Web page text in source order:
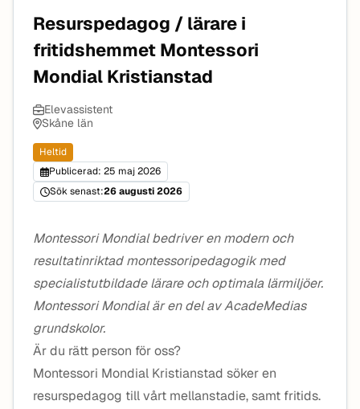
Resurspedagog / lärare i
fritidshemmet Montessori
Mondial Kristianstad
Elevassistent
Skåne län
Heltid
Publicerad: 25 maj 2026
Sök senast:26 augusti 2026
Montessori Mondial bedriver en modern och
resultatinriktad montessoripedagogik med
specialistutbildade lärare och optimala lärmiljöer.
Montessori Mondial är en del av AcadeMedias
grundskolor.
Är du rätt person för oss?
Montessori Mondial Kristianstad söker en
resurspedagog till vårt mellanstadie, samt fritids.